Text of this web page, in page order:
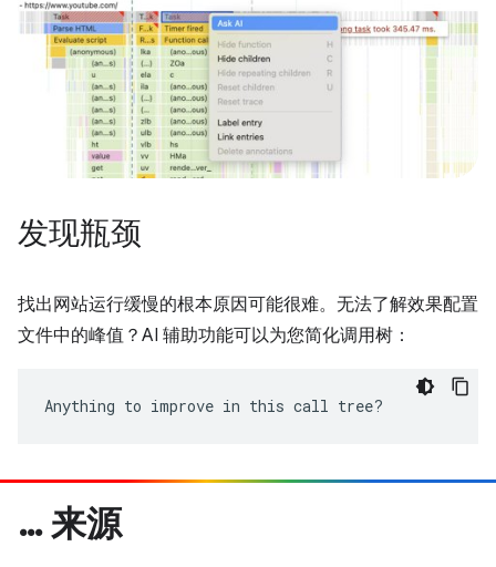
发现瓶颈
找出网站运行缓慢的根本原因可能很难。无法了解效果配置
文件中的峰值？AI 辅助功能可以为您简化调用树：
Anything to improve in this call tree?
… 来源